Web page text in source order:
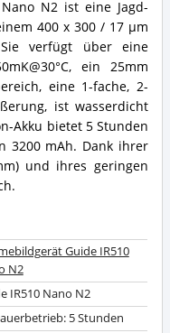
N2 ist eine Jagd-
400 x 300 / 17 µm
verfügt über eine
ein 25mm
eine 1-fache, 2-
ist wasserdicht
Akku bietet 5 Stunden
3200 mAh. Dank ihrer
und ihres geringen
Guide IR510
N2
IR510 Nano N2
5 Stunden